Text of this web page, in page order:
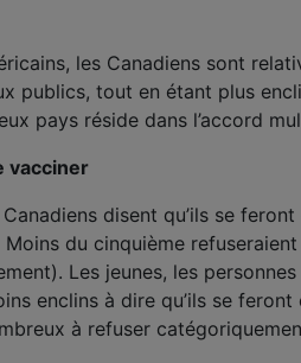
les Canadiens sont
publics, tout en étant plus
pays réside dans l’accord
vacciner
disent qu’ils se
du cinquième
Les jeunes, les
enclins à dire qu’ils se
à refuser